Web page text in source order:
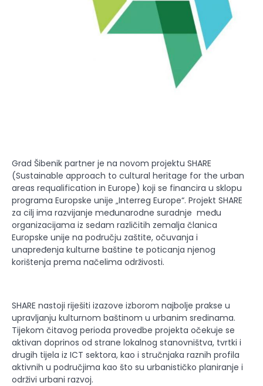
Grad Šibenik partner je na novom projektu SHARE
(Sustainable approach to cultural heritage for the urban
areas requalification in Europe) koji se financira u sklopu
programa Europske unije „Interreg Europe“. Projekt SHARE
za cilj ima razvijanje međunarodne suradnje među
organizacijama iz sedam različitih zemalja članica
Europske unije na području zaštite, očuvanja i
unapređenja kulturne baštine te poticanja njenog
korištenja prema načelima održivosti.
SHARE nastoji riješiti izazove izborom najbolje prakse u
upravljanju kulturnom baštinom u urbanim sredinama.
Tijekom čitavog perioda provedbe projekta očekuje se
aktivan doprinos od strane lokalnog stanovništva, tvrtki i
drugih tijela iz ICT sektora, kao i stručnjaka raznih profila
aktivnih u područjima kao što su urbanističko planiranje i
održivi urbani razvoj.